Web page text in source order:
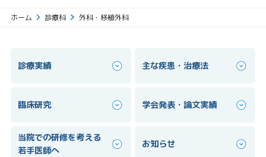
ホーム 診療科 外科・移植外科
診療実績 主な疾患・治療法
臨床研究 学会発表・論文実績
当院での研修を考える
若手医師へ
お知らせ